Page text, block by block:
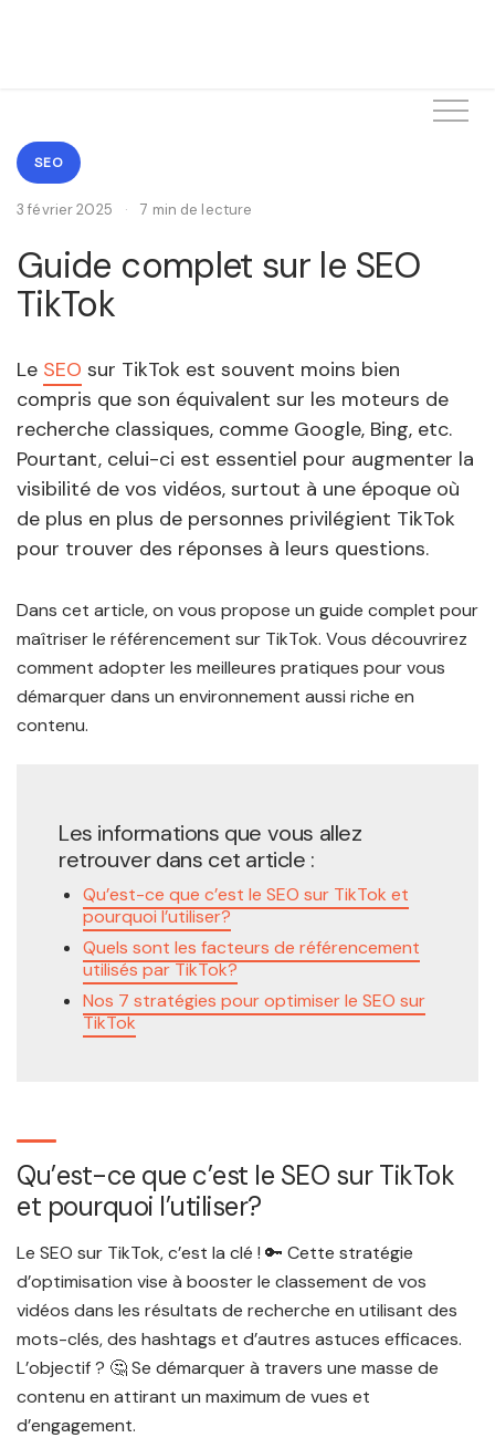
SEO
3 février 2025 · 7 min de lecture
Guide complet sur le SEO
TikTok
Le SEO sur TikTok est souvent moins bien
compris que son équivalent sur les moteurs de
recherche classiques, comme Google, Bing, etc.
Pourtant, celui-ci est essentiel pour augmenter la
visibilité de vos vidéos, surtout à une époque où
de plus en plus de personnes privilégient TikTok
pour trouver des réponses à leurs questions.
Dans cet article, on vous propose un guide complet pour
maîtriser le référencement sur TikTok. Vous découvrirez
comment adopter les meilleures pratiques pour vous
démarquer dans un environnement aussi riche en
contenu.
Les informations que vous allez
retrouver dans cet article :
Qu’est-ce que c’est le SEO sur TikTok et
pourquoi l’utiliser?
Quels sont les facteurs de référencement
utilisés par TikTok?
Nos 7 stratégies pour optimiser le SEO sur
TikTok
Qu’est-ce que c’est le SEO sur TikTok
et pourquoi l’utiliser?
Le SEO sur TikTok, c’est la clé ! 🔑 Cette stratégie
d’optimisation vise à booster le classement de vos
vidéos dans les résultats de recherche en utilisant des
mots-clés, des hashtags et d’autres astuces efficaces.
L’objectif ? 🤔 Se démarquer à travers une masse de
contenu en attirant un maximum de vues et
d’engagement.